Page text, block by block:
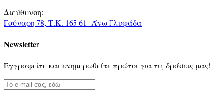
Διεύθυνση:
Γούναρη 78, Τ.Κ. 165 61 Άνω Γλυφάδα
Newsletter
Eγγραφείτε και ενημερωθείτε πρώτοι για τις δράσεις μας!